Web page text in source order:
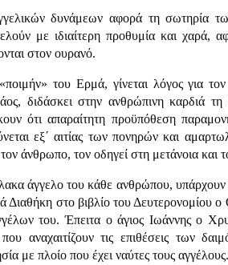
δυνάμεων αφορά τη σωτηρία
με ιδιαίτερη προθυμία και χαρά,
στον ουρανό.
του Ερμά, γίνεται λόγος για
διδάσκει στην ανθρώπινη καρδιά
ότι απαραίτητη προϋπόθεση
εξ΄ αιτίας των πονηρών και
άνθρωπο, τον οδηγεί στη μετάνοια και
άγγελο του κάθε ανθρώπου,
στο βιβλίο του Δευτερονομίου
του. Έπειτα ο άγιος Ιωάννης ο
αναχαιτίζουν τις επιθέσεις των
με πλοίο που έχει ναύτες τους αγγέλους.